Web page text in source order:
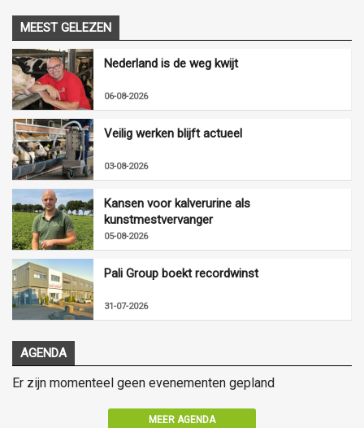
MEEST GELEZEN
Nederland is de weg kwijt
06-08-2026
Veilig werken blijft actueel
03-08-2026
Kansen voor kalverurine als
kunstmestvervanger
05-08-2026
Pali Group boekt recordwinst
31-07-2026
AGENDA
Er zijn momenteel geen evenementen gepland
MEER AGENDA